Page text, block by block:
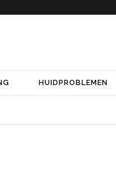
HUIDPROBLEMEN